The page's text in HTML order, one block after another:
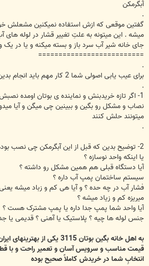
آبگرمکن
گفتین موقعی که ازش استفاده نمیکنین مشعلش
میشه . این میتونه به علتِ تغییر قشار در لوله های
جای خانه شیر آب سرد باز و بسته میکنه و یا در یک
==========================
برای عیب یابی اصولی شما 2 کار مهم باید انجام بدین :
1- اگر تازه خریدبنش و نماینده ی بوتان اومده
نصاب و مشکل رو بگین و ببینین چی میگن و آیا
میتونند حلش کنند
2- توضیح بدین که قبل از این آبگرمکن چی نصب بوده جاش ؟
یا اینکه واحد نوسازه ؟
آیا دستگاه قبلی هم همین مشکل رو داشته ؟
سیستم ساختمان پمپ آب داره ؟
فشار آب در چه حده ؟ و آیا هی کم و زباد میشه یعنی
میریزه کم و زیاد میشه ؟
آیا واحد شما پمپ جدا داره یا پمپ مشترک هست ؟
جنس لوله ها چیه ؟ پلاستیک یا آهنی ؟ قدیمی یا
به اهل خانه بگین بوتان 3115 یکی
قیمت مناسب و سرویس آسان و تعمیر راحت و با
انتخابِ شما در خریدش کاملاً صحیح بوده